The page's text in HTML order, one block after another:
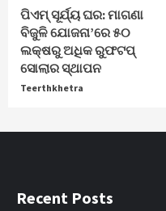
ପିଏମ୍ ସୂର୍ଯ୍ୟ ଘର: ମାଗଣା
ବିଜୁଳି ଯୋଜନା’ରେ ୫୦
ଲକ୍ଷରୁ ଅଧିକ ରୁଫଟପ୍
ସୋଲାର ସ୍ଥାପନ
Teerthkhetra
Recent Posts